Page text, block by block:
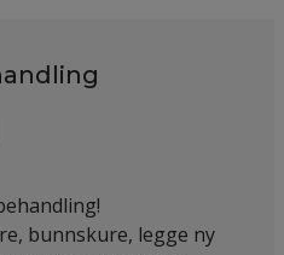
bunnskure, legge ny